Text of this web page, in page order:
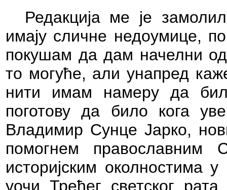
Редакција ме је
имају сличне недоумице,
покушам да дам начелни
то могуће, али унапред
нити имам намеру да
поготову да било кога
Владимир Сунце Јарко,
помогнем
историјским околностима
уочи Трећег светског